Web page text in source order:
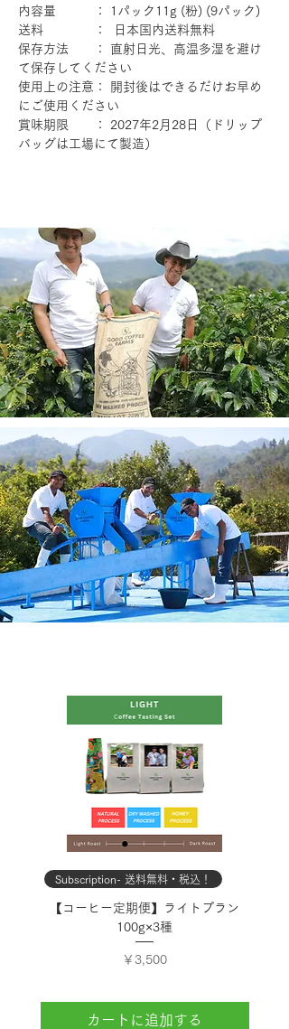
内容量 ： 1パック11g (粉) (9パック)
送料 ： 日本国内送料無料
保存方法 ： 直射日光、高温多湿を避け
て保存してください
使用上の注意： 開封後はできるだけお早め
にご使用ください
賞味期限 ： 2027年2月28日（ドリップ
バッグは工場にて製造）
Subscription- 送料無料・税込！
【コーヒー定期便】ライトプラン
100g×3種
価格
￥3,500
カートに追加する